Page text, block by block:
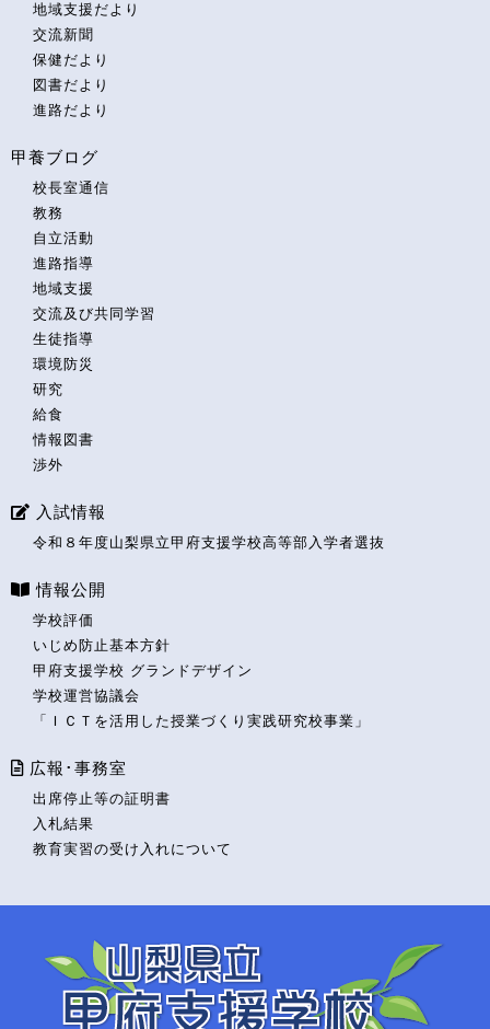
地域支援だより
交流新聞
保健だより
図書だより
進路だより
甲養ブログ
校長室通信
教務
自立活動
進路指導
地域支援
交流及び共同学習
生徒指導
環境防災
研究
給食
情報図書
渉外
入試情報
令和８年度山梨県立甲府支援学校高等部入学者選抜
情報公開
学校評価
いじめ防止基本方針
甲府支援学校 グランドデザイン
学校運営協議会
「ＩＣＴを活用した授業づくり実践研究校事業」
広報･事務室
出席停止等の証明書
入札結果
教育実習の受け入れについて